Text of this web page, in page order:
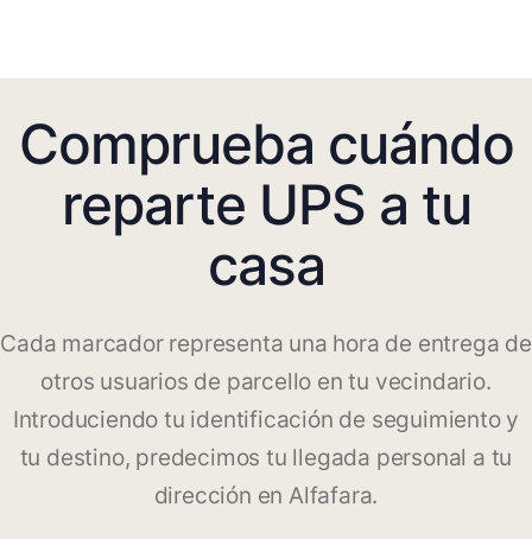
Comprueba cuándo
reparte UPS a tu
casa
Cada marcador representa una hora de entrega de
otros usuarios de parcello en tu vecindario.
Introduciendo tu identificación de seguimiento y
tu destino, predecimos tu llegada personal a tu
dirección en Alfafara.